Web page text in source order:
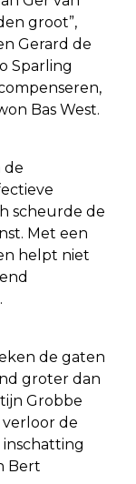
groot”,
Gerard de
Sparling
Bas West.
de
scheurde de
Met een
helpt niet
de gaten
groter dan
Grobbe
de
Bert